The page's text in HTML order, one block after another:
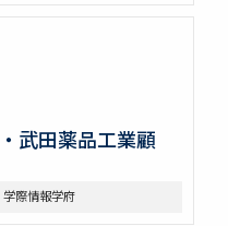
武田薬品工業顧
際情報学府